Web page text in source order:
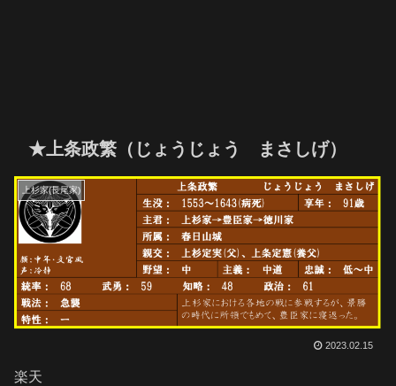
★上条政繁（じょうじょう まさしげ）
上杉家(長尾家)
2023.02.15
楽天